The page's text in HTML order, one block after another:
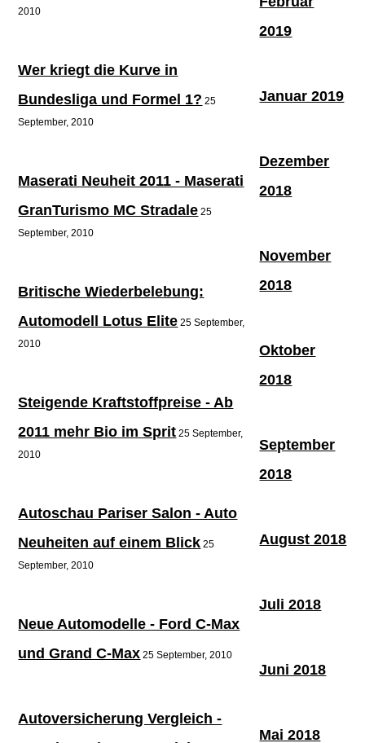
2010
Wer kriegt die Kurve in
Bundesliga und Formel 1? 25
September, 2010
Maserati Neuheit 2011 - Maserati
GranTurismo MC Stradale 25
September, 2010
Britische Wiederbelebung:
Automodell Lotus Elite 25 September,
2010
Steigende Kraftstoffpreise - Ab
2011 mehr Bio im Sprit 25 September,
2010
Autoschau Pariser Salon - Auto
Neuheiten auf einem Blick 25
September, 2010
Neue Automodelle - Ford C-Max
und Grand C-Max 25 September, 2010
Autoversicherung Vergleich -
2019
Januar 2019
Dezember
2018
November
2018
Oktober
2018
September
2018
August 2018
Juli 2018
Juni 2018
Mai 2018